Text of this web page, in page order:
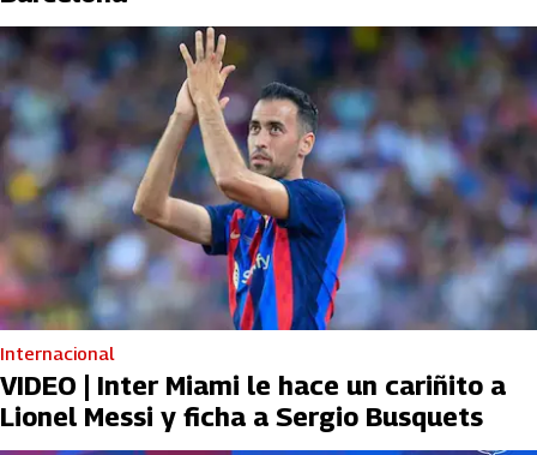
Internacional
VIDEO | Inter Miami le hace un cariñito a
Lionel Messi y ficha a Sergio Busquets